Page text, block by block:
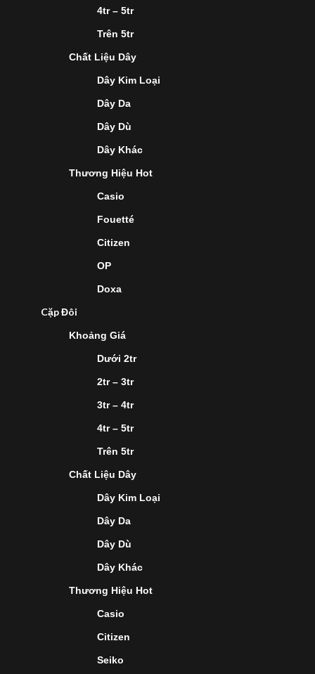
4tr – 5tr
Trên 5tr
Chất Liệu Dây
Dây Kim Loại
Dây Da
Dây Dù
Dây Khác
Thương Hiệu Hot
Casio
Fouetté
Citizen
OP
Doxa
Cặp Đôi
Khoảng Giá
Dưới 2tr
2tr – 3tr
3tr – 4tr
4tr – 5tr
Trên 5tr
Chất Liệu Dây
Dây Kim Loại
Dây Da
Dây Dù
Dây Khác
Thương Hiệu Hot
Casio
Citizen
Seiko